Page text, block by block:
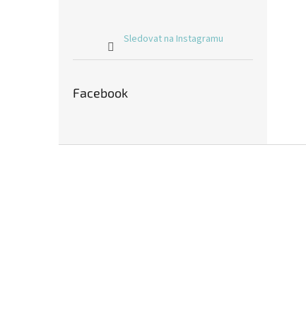
Sledovat na Instagramu
Facebook